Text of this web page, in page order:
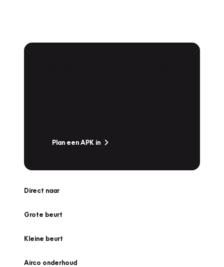
Plan een APK in
Direct naar
Grote beurt
Kleine beurt
Airco onderhoud